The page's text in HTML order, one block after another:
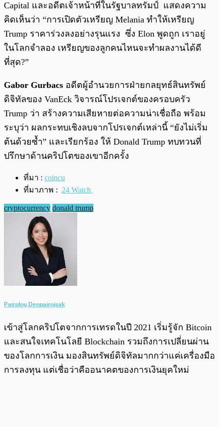
Capital และอดีตเจ้าหน้าที่ในรัฐบาลทรัมป์ แสดงความ
คิดเห็นว่า “การเปิดตัวเหรียญ Melania ทำให้เหรียญ
Trump ราคาร่วงลงอย่างรุนแรง ซึ่ง Elon พูดถูก เราอยู่
ในโลกจำลอง เหรียญของลูกคนไหนจะทำผลงานได้ดี
ที่สุด?”
Gabor Gurbacs อดีตผู้อำนวยการฝ่ายกลยุทธ์สินทรัพย์
ดิจิทัลของ VanEck วิจารณ์โปรเจกต์ของครอบครัว
Trump ว่า สร้างความเสียหายต่อความน่าเชื่อถือ พร้อม
ระบุว่า ผลกระทบเชิงลบจากโปรเจกต์เหล่านี้ “ยังไม่เริ่ม
ต้นด้วยซ้ำ” และเรียกร้อง ให้ Donald Trump ทบทวนที่
ปรึกษาด้านคริปโตของเขาอีกครั้ง
ที่มา : coincu
ที่มาภาพ : 24 Watch
cryptocurrency donald trump
Pairploy Denpairojsak
เข้าสู่โลกคริปโตจากการเทรดในปี 2021 เริ่มรู้จัก Bitcoin
และสนใจเทคโนโลยี Blockchain รวมถึงการเปลี่ยนผ่าน
ของโลกการเงิน มองสินทรัพย์ดิจิทัลมากกว่าแค่เครื่องมือ
การลงทุน แต่เชื่อว่าคืออนาคตของการเงินยุคใหม่